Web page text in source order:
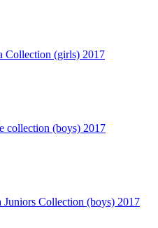
Collection (girls) 2017
collection (boys) 2017
Collection (boys) 2017